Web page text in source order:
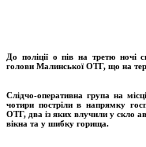
До поліції о пів на третю ночі
голови Малинської ОТГ, що на
Слідчо-оперативна група на
чотири постріли в напрямку
ОТГ, два із яких влучили у скло
вікна та у шибку горища.